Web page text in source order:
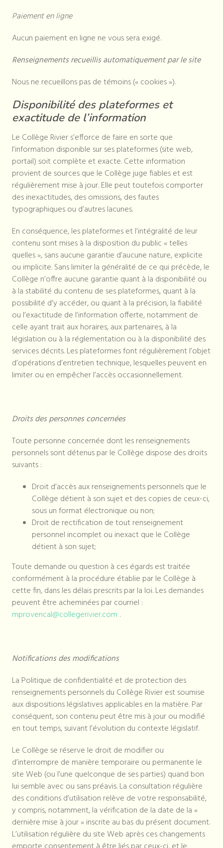
Paiement en ligne
Aucun paiement en ligne ne vous sera exigé.
Renseignements recueillis automatiquement par le site
Nous ne recueillons pas de témoins (« cookies »).
Disponibilité des plateformes et
exactitude de l’information
Le Collège Rivier s’efforce de faire en sorte que
l’information disponible sur ses plateformes (site web,
portail) soit complète et exacte. Cette information
provient de sources que le Collège juge fiables et est
régulièrement mise à jour. Elle peut toutefois comporter
des inexactitudes, des omissions, des fautes
typographiques ou d’autres lacunes.
En conséquence, les plateformes et l’intégralité de leur
contenu sont mises à la disposition du public « telles
quelles », sans aucune garantie d’aucune nature, explicite
ou implicite. Sans limiter la généralité de ce qui précède, le
Collège n’offre aucune garantie quant à la disponibilité ou
à la stabilité du contenu de ses plateformes, quant à la
possibilité d’y accéder, ou quant à la précision, la fiabilité
ou l’exactitude de l’information offerte, notamment de
celle ayant trait aux horaires, aux partenaires, à la
législation ou à la réglementation ou à la disponibilité des
services décrits. Les plateformes font régulièrement l’objet
d’opérations d’entretien technique, lesquelles peuvent en
limiter ou en empêcher l’accès occasionnellement.
Droits des personnes concernées
Toute personne concernée dont les renseignements
personnels sont détenus par le Collège dispose des droits
suivants :
Droit d’accès aux renseignements personnels que le
Collège détient à son sujet et des copies de ceux-ci,
sous un format électronique ou non;
Droit de rectification de tout renseignement
personnel incomplet ou inexact que le Collège
détient à son sujet;
Toute demande ou question à ces égards est traitée
conformément à la procédure établie par le Collège à
cette fin, dans les délais prescrits par la loi. Les demandes
peuvent être acheminées par courriel :
mprovencal@collegerivier.com .
Notifications des modifications
La Politique de confidentialité et de protection des
renseignements personnels du Collège Rivier est soumise
aux dispositions législatives applicables en la matière. Par
conséquent, son contenu peut être mis à jour ou modifié
en tout temps, suivant l’évolution du contexte législatif.
Le Collège se réserve le droit de modifier ou
d’interrompre de manière temporaire ou permanente le
site Web (ou l’une quelconque de ses parties) quand bon
lui semble avec ou sans préavis. La consultation régulière
des conditions d’utilisation relève de votre responsabilité,
y compris, notamment, la vérification de la date de la «
dernière mise à jour » inscrite au bas du présent document.
L’utilisation régulière du site Web après ces changements